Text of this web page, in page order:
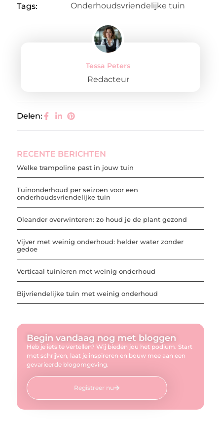
Tags: Onderhoudsvriendelijke tuin
Tessa Peters
Redacteur
Delen:
RECENTE BERICHTEN
Welke trampoline past in jouw tuin
Tuinonderhoud per seizoen voor een
onderhoudsvriendelijke tuin
Oleander overwinteren: zo houd je de plant gezond
Vijver met weinig onderhoud: helder water zonder
gedoe
Verticaal tuinieren met weinig onderhoud
Bijvriendelijke tuin met weinig onderhoud
Begin vandaag nog met bloggen
Heb je iets te vertellen? Wij bieden jou het podium. Start
met schrijven, laat je inspireren en bouw mee aan een
gevarieerde blogomgeving.
Registreer nu